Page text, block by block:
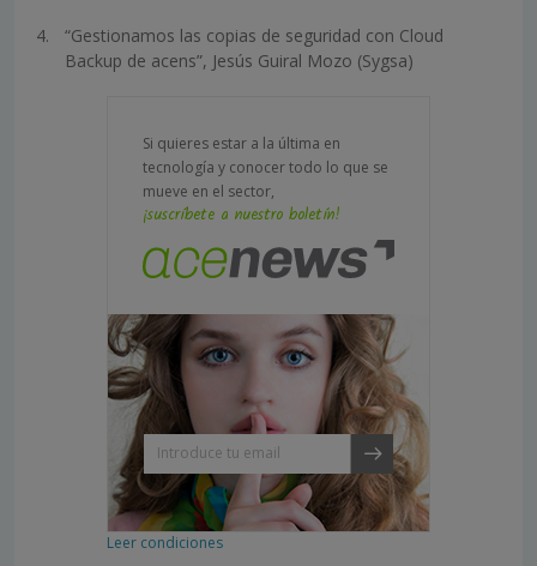
“Gestionamos las copias de seguridad con Cloud
Backup de acens”, Jesús Guiral Mozo (Sygsa)
Si quieres estar a la última en
tecnología y conocer todo lo que se
mueve en el sector,
¡suscríbete a nuestro boletín!
Leer condiciones